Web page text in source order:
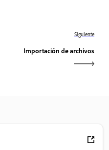
Siguiente
Importación de archivos